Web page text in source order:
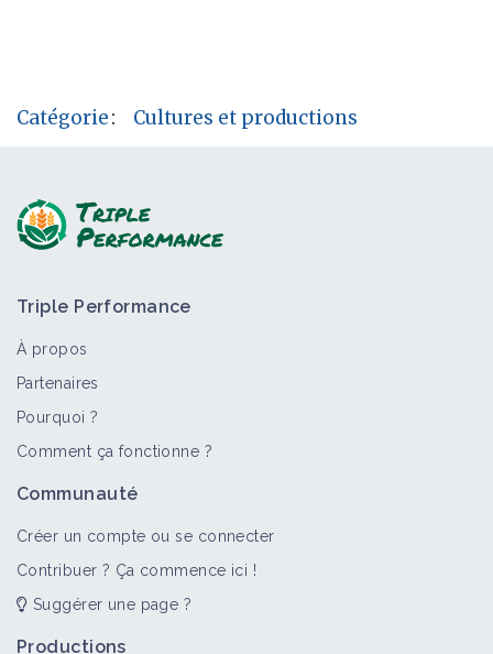
Catégorie: Cultures et productions
Triple Performance
À propos
Partenaires
Pourquoi ?
Comment ça fonctionne ?
Communauté
Créer un compte ou se connecter
Contribuer ? Ça commence ici !
Suggérer une page ?
Productions